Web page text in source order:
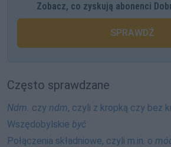
Zobacz, co zyskują abonenci
SPRAWDŹ
Często sprawdzane
Ndm. czy ndm, czyli z kropką czy bez
Wszędobylskie być
Połączenia składniowe, czyli m.in. o